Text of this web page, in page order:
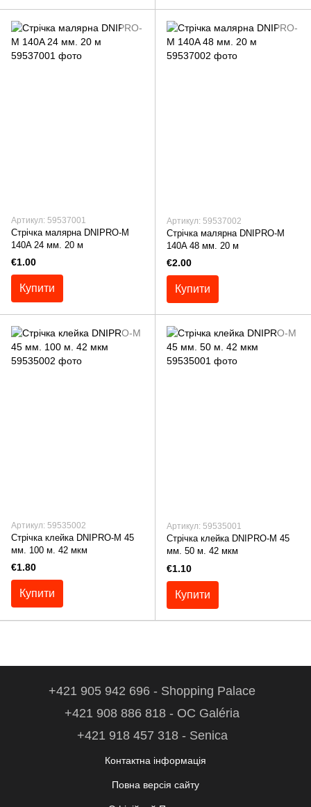
Артикул: 59537001
Стрічка малярна DNIPRO-M
140A 24 мм. 20 м
€1.00
Купити
Артикул: 59537002
Стрічка малярна DNIPRO-M
140A 48 мм. 20 м
€2.00
Купити
Артикул: 59535002
Cтрічка клейка DNIPRO-M 45
мм. 100 м. 42 мкм
€1.80
Купити
Артикул: 59535001
Cтрічка клейка DNIPRO-M 45
мм. 50 м. 42 мкм
€1.10
Купити
+421 905 942 696 - Shopping Palace
+421 908 886 818 - OC Galéria
+421 918 457 318 - Senica
Контактна інформація
Повна версія сайту